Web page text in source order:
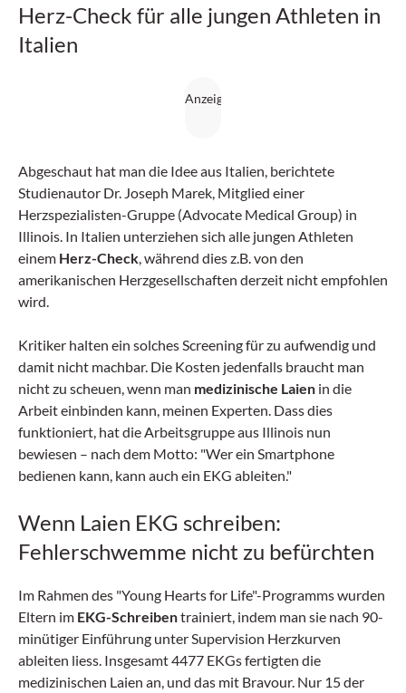
Herz-Check für alle jungen Athleten in
Italien
Abgeschaut hat man die Idee aus Italien, berichtete
Studienautor Dr. Joseph Marek, Mitglied einer
Herzspezialisten-Gruppe (Advocate Medical Group) in
Illinois. In Italien unterziehen sich alle jungen Athleten
einem Herz-Check , während dies z.B. von den
amerikanischen Herzgesellschaften derzeit nicht empfohlen
wird.
Kritiker halten ein solches Screening für zu aufwendig und
damit nicht machbar. Die Kos­ten jedenfalls braucht man
nicht zu scheuen, wenn man medizinische Laien in die
Arbeit einbinden kann, meinen Experten. Dass dies
funktioniert, hat die Arbeitsgruppe aus Illinois nun
bewiesen – nach dem Motto: "Wer ein Smartphone
bedienen kann, kann auch ein EKG ableiten."
Wenn Laien EKG schreiben:
Fehlerschwemme nicht zu befürchten
Im Rahmen des "Young Hearts for Life"-Programms wurden
Eltern im EKG-Schreibentrainiert, indem man sie nach 90-
minütiger Einführung unter Supervision Herzkurven
ableiten liess. Insgesamt 4477 EKGs fertigten die
medizinischen Laien an, und das mit Bravour. Nur 15 der